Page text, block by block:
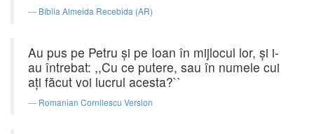
Bíblia Almeida Recebida (AR)
Au pus pe Petru şi pe Ioan în mijlocul lor, şi i-
au întrebat: ,,Cu ce putere, sau în numele cui
aţi făcut voi lucrul acesta?``
Romanian Cornilescu Version